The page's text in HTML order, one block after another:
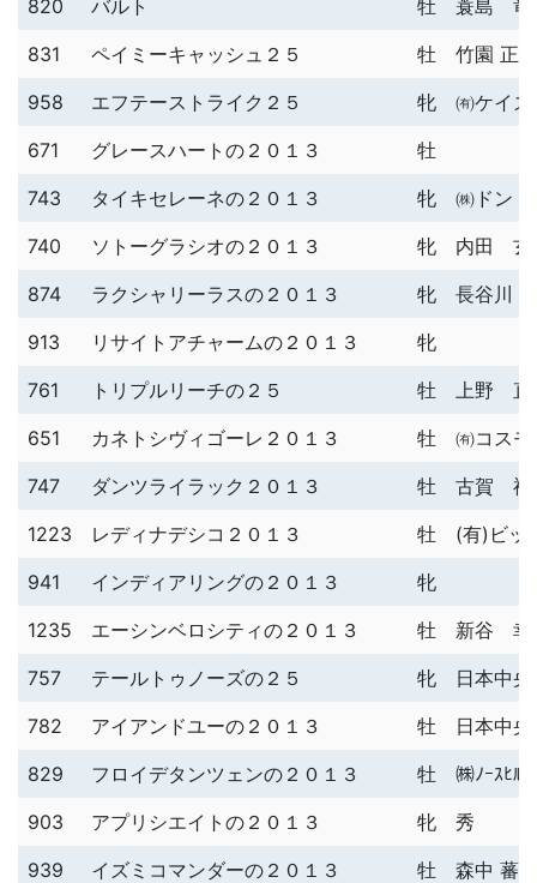
820 バルト 牡
蓑島 竜
831
ペイミーキャッシュ２５ 牡
竹園 正継
958
エフテーストライク２５ 牝
㈲ケイズ
671
グレースハートの２０１３
牡
743
タイキセレーネの２０１３ 牝
㈱ドン
740
ソトーグラシオの２０１３ 牝
内田 玄
874
ラクシャリーラスの２０１３ 牝
長谷川
913
リサイトアチャームの２０１３
牝
761
トリプルリーチの２５ 牡
上野 直
651
カネトシヴィゴーレ２０１３ 牡
㈲コス
747
ダンツライラック２０１３ 牡
古賀 禎
1223
レディナデシコ２０１３ 牡
(有)ビッ
941
インディアリングの２０１３
牝
1235
エーシンベロシティの２０１３ 牡
新谷 幸
757
テールトゥノーズの２５ 牝
日本中
782
アイアンドユーの２０１３ 牡
日本中
829
フロイデタンツェンの２０１３ 牡
㈱ﾉｰｽﾋﾙｽ
903
アプリシエイトの２０１３ 牝
秀
939
イズミコマンダーの２０１３ 牡
森中 蕃